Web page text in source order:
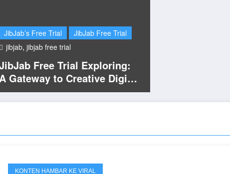
JibJab’s Free Trial
JibJab Free Trial
jibjab, jibjab free trial
Free Trial Exploring:
Gateway to Creative Digital
2026
KONTEN HAMBAR KE VIRAL